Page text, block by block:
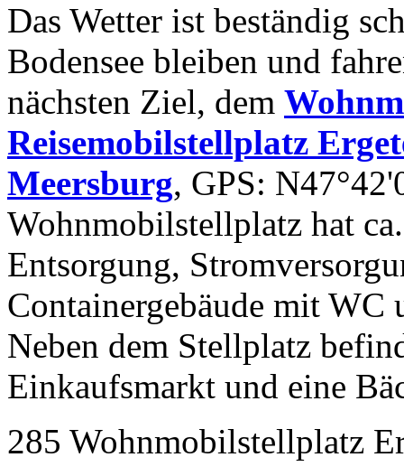
Das Wetter ist beständig
Bodensee bleiben und
nächsten Ziel, dem
Reisemobilstellplatz
Meersburg, GPS:
Wohnmobilstellplatz hat
Entsorgung,
Containergebäude mit WC
Neben dem Stellplatz
Einkaufsmarkt und eine
285 Wohnmobilstellplatz